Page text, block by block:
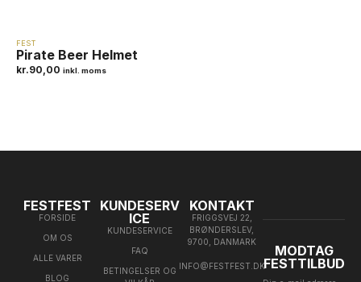
FEST
Pirate Beer Helmet
kr.90,00 inkl. moms
FESTFEST
FORSIDE
OM OS
ALLE VARER
BLOG
KUNDESERV
ICE
KUNDESERVICE
FAQ
BETINGELSER OG
KONTAKT
FRIGGSVEJ 22,
BRØNDERSLEV,
9700, DANMARK
INFO@FESTFEST.DK
MODTAG
FESTTILBUD